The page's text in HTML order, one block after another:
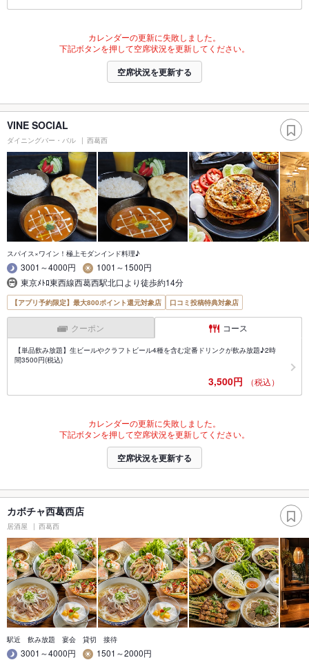
カレンダーの更新に失敗しました。
下記ボタンを押して空席状況を更新してください。
空席状況を更新する
VINE SOCIAL
ダイニングバー・バル 西葛西
スパイス×ワイン！極上モダンインド料理♪
3001～4000円
1001～1500円
東京ﾒﾄﾛ東西線西葛西駅北口より徒歩約14分
【アプリ予約限定】最大800ポイント還元対象店 口コミ投稿特典対象店
クーポン コース
【単品飲み放題】生ビールやクラフトビール4種を含む定番ドリンクが飲み放題♪2時
間3500円(税込)
3,500円 （税込）
カレンダーの更新に失敗しました。
下記ボタンを押して空席状況を更新してください。
空席状況を更新する
カボチャ西葛西店
居酒屋 西葛西
駅近 飲み放題 宴会 貸切 接待
3001～4000円
1501～2000円